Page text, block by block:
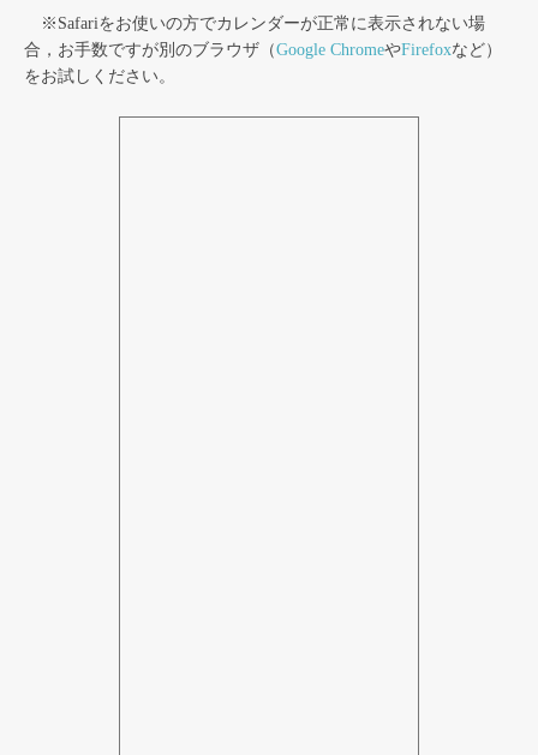
※Safariをお使いの方でカレンダーが正常に表示されない場
合，お手数ですが別のブラウザ（Google ChromeやFirefoxなど）
をお試しください。